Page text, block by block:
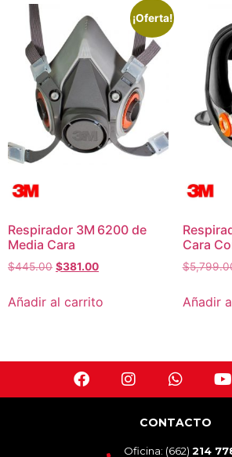
¡Oferta!
Respirador 3M 6200 de
Media Cara
$445.00 $381.00
Añadir al carrito
Cara
$
Añadir
CONTACTO
Oficina: (662)214